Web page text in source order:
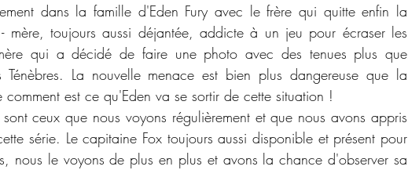
dans la famille d'Eden Fury avec le frère qui quitte enfin la
mère, toujours aussi déjantée, addicte à un jeu pour écraser les
qui a décidé de faire une photo avec des tenues plus que
La nouvelle menace est bien plus dangereuse que la
est ce qu'Eden va se sortir de cette situation !
sont ceux que nous voyons régulièrement et que nous avons appris
série. Le capitaine Fox toujours aussi disponible et présent pour
nous le voyons de plus en plus et avons la chance d'observer sa